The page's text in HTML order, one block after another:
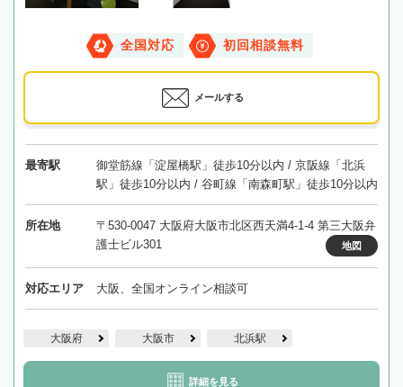
全国対応 初回相談無料
メールする
最寄駅
御堂筋線「淀屋橋駅」徒歩10分以内 / 京阪線「北浜
駅」徒歩10分以内 / 谷町線「南森町駅」徒歩10分以内
所在地
〒530-0047 大阪府大阪市北区西天満4-1-4 第三大阪弁
護士ビル301
地図
対応エリア 大阪、全国オンライン相談可
大阪府 大阪市 北浜駅
詳細を見る